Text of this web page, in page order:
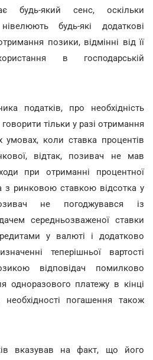
будь-який сенс, оскільки
будь-які додаткові
позики, відмінні від її
в господарській
податків, про необхідність
тільки у разі отримання
коли ставка процентів
відтак, позивач не мав
при отриманні процентної
з ринковою ставкою відсотка у
не погоджувався із
середньозваженої ставки
у валюті і додатково
теперішньої вартості
відповідач помилково
одноразового платежу в кінці
необхідності погашення також
вказував на факт, що його